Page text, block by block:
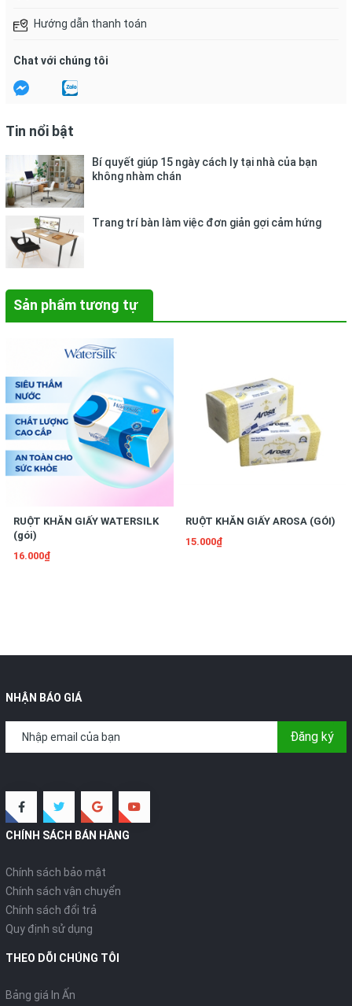
Hướng dẫn thanh toán
Chat với chúng tôi
Tin nổi bật
Bí quyết giúp 15 ngày cách ly tại nhà của bạn
không nhàm chán
Trang trí bàn làm việc đơn giản gợi cảm hứng
Sản phẩm tương tự
RUỘT KHĂN GIẤY WATERSILK
(gói)
16.000₫
RUỘT KHĂN GIẤY AROSA (GÓI)
15.000₫
NHẬN BÁO GIÁ
Đăng ký
CHÍNH SÁCH BÁN HÀNG
Chính sách bảo mật
Chính sách vận chuyển
Chính sách đổi trả
Quy định sử dụng
THEO DÕI CHÚNG TÔI
Bảng giá In Ấn